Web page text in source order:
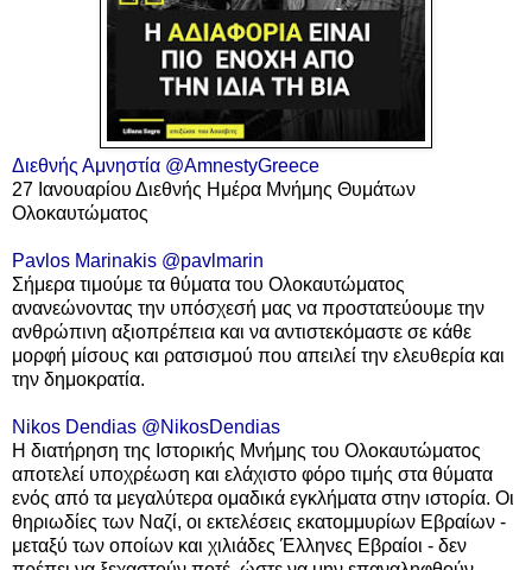
Διεθνής Αμνηστία @AmnestyGreece
27 Ιανουαρίου Διεθνής Ημέρα Μνήμης Θυμάτων
Ολοκαυτώματος
Pavlos Marinakis @pavlmarin
Σήμερα τιμούμε τα θύματα του Ολοκαυτώματος
ανανεώνοντας την υπόσχεσή μας να προστατεύουμε την
ανθρώπινη αξιοπρέπεια και να αντιστεκόμαστε σε κάθε
μορφή μίσους και ρατσισμού που απειλεί την ελευθερία και
την δημοκρατία.
Nikos Dendias @NikosDendias
Η διατήρηση της Ιστορικής Μνήμης του Ολοκαυτώματος
αποτελεί υποχρέωση και ελάχιστο φόρο τιμής στα θύματα
ενός από τα μεγαλύτερα ομαδικά εγκλήματα στην ιστορία. Οι
θηριωδίες των Ναζί, οι εκτελέσεις εκατομμυρίων Εβραίων -
μεταξύ των οποίων και χιλιάδες Έλληνες Εβραίοι - δεν